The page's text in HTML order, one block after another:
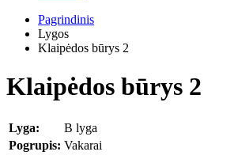
Pagrindinis
Lygos
Klaipėdos būrys 2
Klaipėdos būrys 2
Lyga:
B lyga
Pogrupis: Vakarai